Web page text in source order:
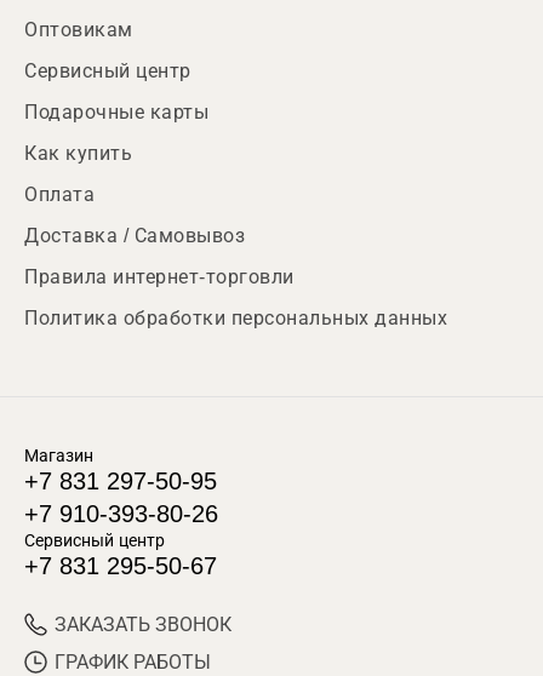
Оптовикам
Сервисный центр
Подарочные карты
Как купить
Оплата
Доставка / Самовывоз
Правила интернет-торговли
Политика обработки персональных данных
Магазин
+7 831 297-50-95
+7 910-393-80-26
Сервисный центр
+7 831 295-50-67
ЗАКАЗАТЬ ЗВОНОК
ГРАФИК РАБОТЫ